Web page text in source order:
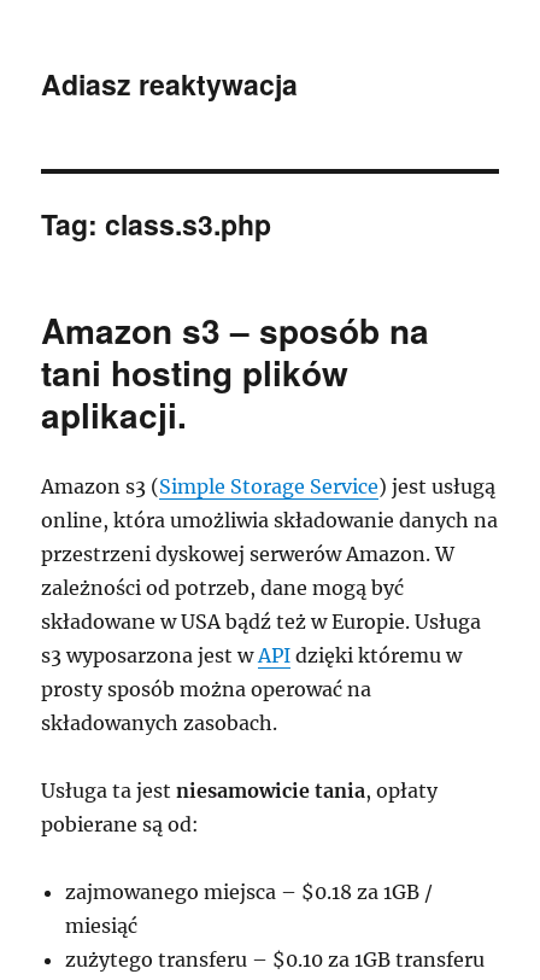
Adiasz reaktywacja
Tag:class.s3.php
Amazon s3 – sposób na
tani hosting plików
aplikacji.
Amazon s3 (Simple Storage Service) jest usługą
online, która umożliwia składowanie danych na
przestrzeni dyskowej serwerów Amazon. W
zależności od potrzeb, dane mogą być
składowane w USA bądź też w Europie. Usługa
s3 wyposarzona jest wAPI dzięki któremu w
prosty sposób można operować na
składowanych zasobach.
Usługa ta jestniesamowicie tania, opłaty
pobierane są od:
zajmowanego miejsca – $0.18 za 1GB /
miesiąć
zużytego transferu – $0.10 za 1GB transferu